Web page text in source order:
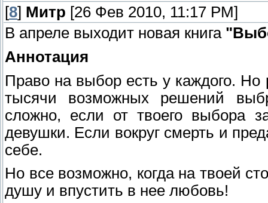
[8] Митр [26 Фев 2010, 11:17 PM]
В апреле выходит новая книга
Аннотация
Право на выбор есть у каждого. Но
тысячи возможных решений
сложно, если от твоего выбора
девушки. Если вокруг смерть и
себе.
Но все возможно, когда на твоей
душу и впустить в нее любовь!